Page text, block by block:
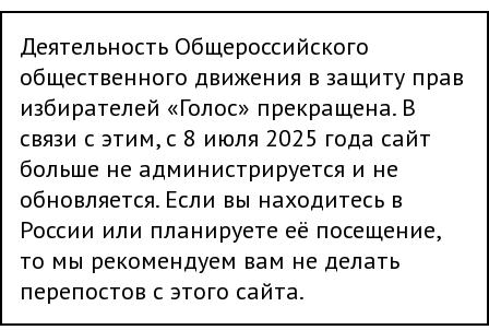
Деятельность Общероссийского
общественного движения в защиту прав
избирателей «Голос» прекращена. В
связи с этим, с 8 июля 2025 года сайт
больше не администрируется и не
обновляется. Если вы находитесь в
России или планируете её посещение,
то мы рекомендуем вам не делать
перепостов с этого сайта.